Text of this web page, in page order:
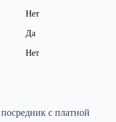
Нет
Да
Нет
с платной